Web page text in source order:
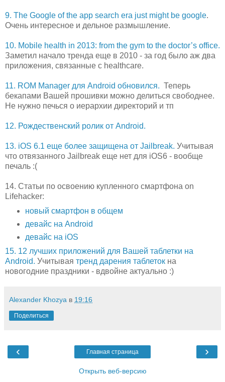
9. The Google of the app search era just might be google.
Очень интересное и дельное размышление.
10. Mobile health in 2013: from the gym to the doctor’s office.
Заметил начало тренда еще в 2010 - за год было аж два
приложения, связанные с healthcare.
11. ROM Manager для Android обновился. Теперь
бекапами Вашей прошивки можно делиться свободнее.
Не нужно печься о иерархии директорий и тп
12. Рождественский ролик от Android.
13. iOS 6.1 еще более защищена от Jailbreak. Учитывая
что отвязанного Jailbreak еще нет для iOS6 - вообще
печаль :(
14. Статьи по освоению купленного смартфона on
Lifehacker:
новый смартфон в общем
девайс на Android
девайс на iOS
15. 12 лучших приложений для Вашей таблетки на
Android. Учитывая тренд дарения таблеток на
новогодние праздники - вдвойне актуально :)
Alexander Khozya в 19:16
Поделиться
‹ ›
Главная страница
Открыть веб-версию